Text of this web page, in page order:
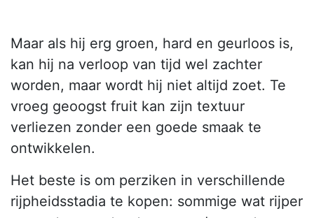
Maar als hij erg groen, hard en geurloos is,
kan hij na verloop van tijd wel zachter
worden, maar wordt hij niet altijd zoet. Te
vroeg geoogst fruit kan zijn textuur
verliezen zonder een goede smaak te
ontwikkelen.
Het beste is om perziken in verschillende
rijpheidsstadia te kopen: sommige wat rijper